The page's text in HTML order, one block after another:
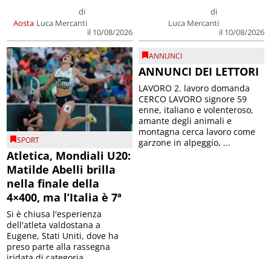
Aosta
di
Luca Mercanti
il 10/08/2026
di
Luca Mercanti
il 10/08/2026
SPORT
Atletica, Mondiali U20:
Matilde Abelli brilla
nella finale della
4×400, ma l’Italia è 7ª
Si è chiusa l'esperienza
dell'atleta valdostana a
Eugene, Stati Uniti, dove ha
preso parte alla rassegna
ANNUNCI
ANNUNCI DEI LETTORI
LAVORO 2. lavoro domanda
CERCO LAVORO signore 59
enne, italiano e volenteroso,
amante degli animali e
montagna cerca lavoro come
garzone in alpeggio, ...